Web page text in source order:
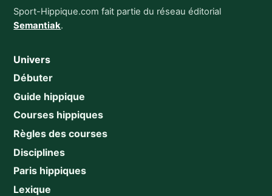
Sport-Hippique.com fait partie du réseau éditorial
Semantiak.
Univers
Débuter
Guide hippique
Courses hippiques
Règles des courses
Disciplines
Paris hippiques
Lexique